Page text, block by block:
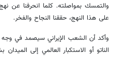
والتمسك بمواصلته. كلما انحرفنا عن
على هذا النهج، حققنا النجاح والفخر.
وأكد أن الشعب الإيراني سيصمد في
الناتو أو الاستكبار العالمي إلى